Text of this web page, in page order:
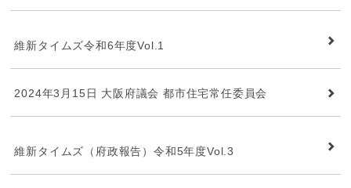
維新タイムズ令和6年度Vol.1
2024年3月15日 大阪府議会 都市住宅常任委員会
維新タイムズ（府政報告）令和5年度Vol.3